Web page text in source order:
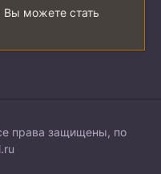
Вы можете стать
права защищены, по